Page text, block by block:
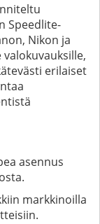
Speedlite-
Nikon ja
erilaiset
asennus
markkinoilla